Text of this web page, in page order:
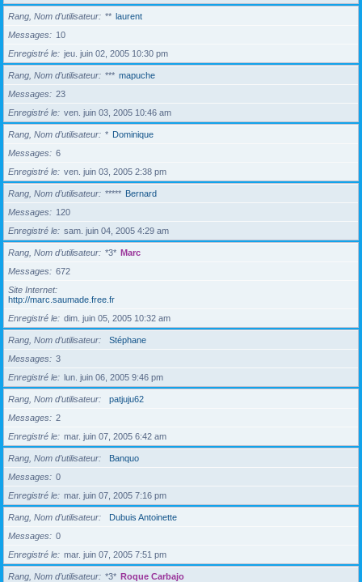
Rang, Nom d’utilisateur ** laurent
Messages
10
Enregistré le
jeu. juin 02, 2005 10:30 pm
Rang, Nom d’utilisateur *** mapuche
Messages
23
Enregistré le
ven. juin 03, 2005 10:46 am
Rang, Nom d’utilisateur * Dominique
Messages
6
Enregistré le
ven. juin 03, 2005 2:38 pm
Rang, Nom d’utilisateur ***** Bernard
Messages
120
Enregistré le
sam. juin 04, 2005 4:29 am
Rang, Nom d’utilisateur *3* Marc
Messages
672
Site Internet
http://marc.saumade.free.fr
Enregistré le
dim. juin 05, 2005 10:32 am
Rang, Nom d’utilisateur
Stéphane
Messages
3
Enregistré le
lun. juin 06, 2005 9:46 pm
Rang, Nom d’utilisateur
patjuju62
Messages
2
Enregistré le
mar. juin 07, 2005 6:42 am
Rang, Nom d’utilisateur
Banquo
Messages
0
Enregistré le
mar. juin 07, 2005 7:16 pm
Rang, Nom d’utilisateur
Dubuis Antoinette
Messages
0
Enregistré le
mar. juin 07, 2005 7:51 pm
Rang, Nom d’utilisateur *3* Roque Carbajo